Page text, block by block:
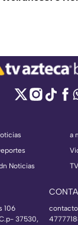
Noticias
a
106
37530,